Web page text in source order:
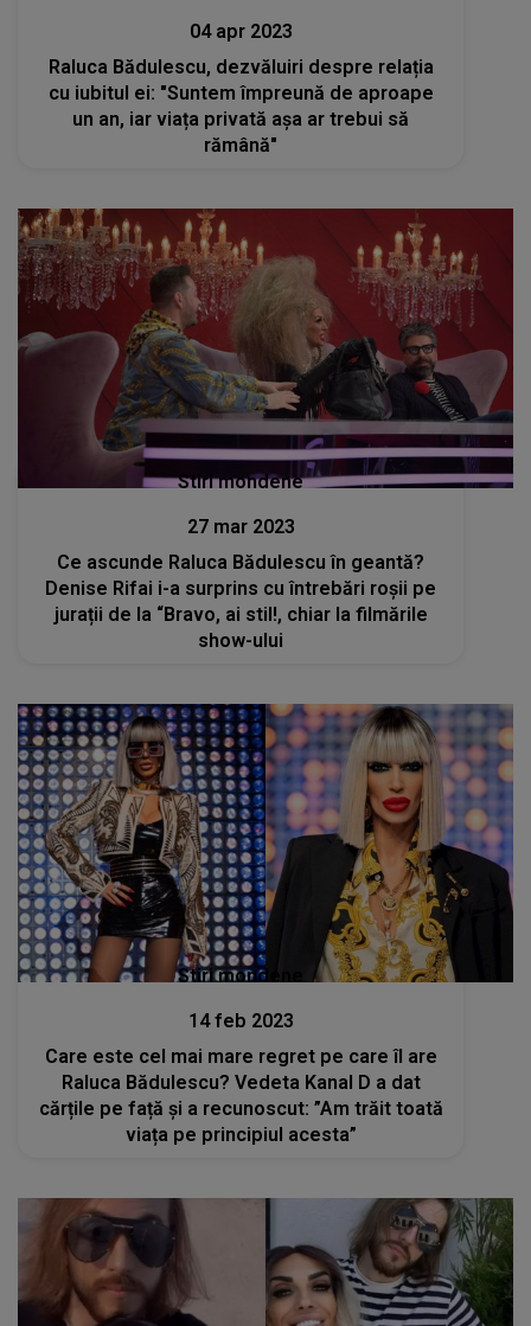
04 apr 2023
Raluca Bădulescu, dezvăluiri despre relația
cu iubitul ei: "Suntem împreună de aproape
un an, iar viața privată așa ar trebui să
rămână"
Stiri mondene
27 mar 2023
Ce ascunde Raluca Bădulescu în geantă?
Denise Rifai i-a surprins cu întrebări roșii pe
jurații de la “Bravo, ai stil!, chiar la filmările
show-ului
Stiri mondene
14 feb 2023
Care este cel mai mare regret pe care îl are
Raluca Bădulescu? Vedeta Kanal D a dat
cărțile pe față și a recunoscut: ”Am trăit toată
viața pe principiul acesta”